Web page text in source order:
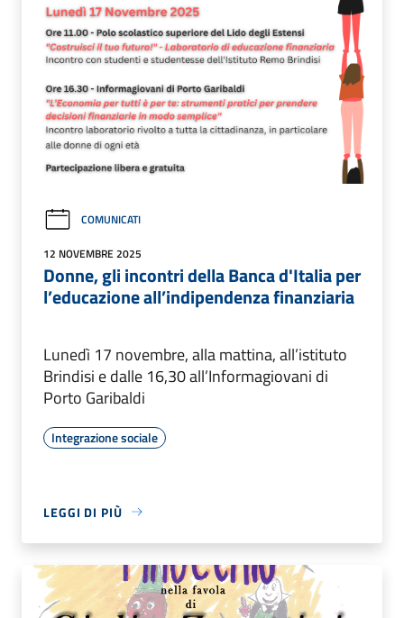
COMUNICATI
12 NOVEMBRE 2025
Donne, gli incontri della Banca d'Italia per
l’educazione all’indipendenza finanziaria
Lunedì 17 novembre, alla mattina, all’istituto
Brindisi e dalle 16,30 all’Informagiovani di
Porto Garibaldi
Integrazione sociale
LEGGI DI PIÙ